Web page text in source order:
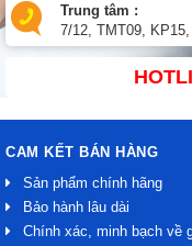
Trung tâm :
7/12, TMT09,
CAM KẾT BÁN HÀNG
Sản phẩm chính hãng
Bảo hành lâu dài
Chính xác, minh bạch về